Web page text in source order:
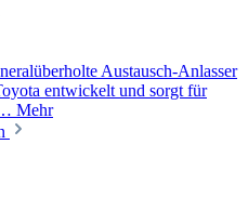
Austausch-Anlasser
entwickelt und sorgt für
Mehr